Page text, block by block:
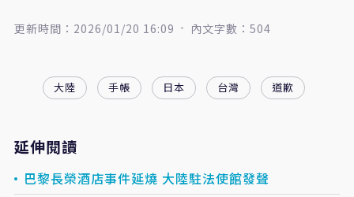
更新時間：2026/01/20 16:09 內文字數：504
大陸 手帳 日本 台灣 道歉
延伸閱讀
巴黎長榮酒店事件延燒 大陸駐法使館發聲